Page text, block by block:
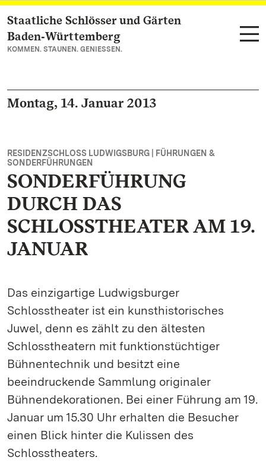
Zum Hauptinhalt springen
Staatliche Schlösser und Gärten
Baden‑Württemberg
KOMMEN. STAUNEN. GENIESSEN.
Montag, 14. Januar 2013
RESIDENZSCHLOSS LUDWIGSBURG | FÜHRUNGEN &
SONDERFÜHRUNGEN
SONDERFÜHRUNG
DURCH DAS
SCHLOSSTHEATER AM 19.
JANUAR
Das einzigartige Ludwigsburger
Schlosstheater ist ein kunsthistorisches
Juwel, denn es zählt zu den ältesten
Schlosstheatern mit funktionstüchtiger
Bühnentechnik und besitzt eine
beeindruckende Sammlung originaler
Bühnendekorationen. Bei einer Führung am 19.
Januar um 15.30 Uhr erhalten die Besucher
einen Blick hinter die Kulissen des
Schlosstheaters.